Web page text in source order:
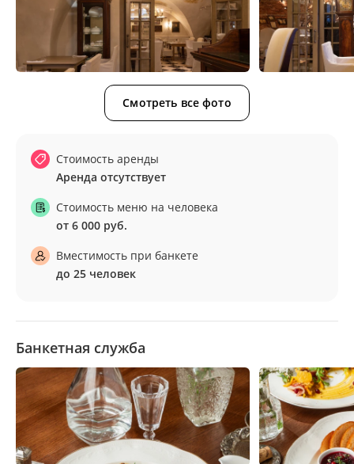
Смотреть все фото
Стоимость аренды
Аренда отсутствует
Стоимость меню на человека
от 6 000 руб.
Вместимость при банкете
до 25 человек
Банкетная служба